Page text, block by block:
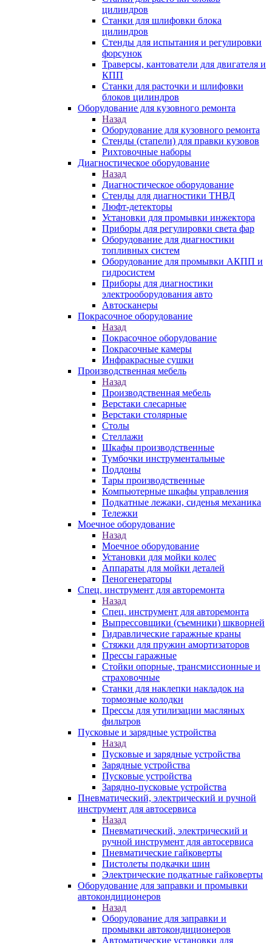
цилиндров
Станки для шлифовки блока
цилиндров
Стенды для испытания и регулировки
форсунок
Траверсы, кантователи для двигателя и
КПП
Станки для расточки и шлифовки
блоков цилиндров
Оборудование для кузовного ремонта
Назад
Оборудование для кузовного ремонта
Стенды (стапели) для правки кузовов
Рихтовочные наборы
Диагностическое оборудование
Назад
Диагностическое оборудование
Стенды для диагностики ТНВД
Люфт-детекторы
Установки для промывки инжектора
Приборы для регулировки света фар
Оборудование для диагностики
топливных систем
Оборудование для промывки АКПП и
гидросистем
Приборы для диагностики
электрооборудования авто
Автосканеры
Покрасочное оборудование
Назад
Покрасочное оборудование
Покрасочные камеры
Инфракрасные сушки
Производственная мебель
Назад
Производственная мебель
Верстаки слесарные
Верстаки столярные
Столы
Стеллажи
Шкафы производственные
Тумбочки инструментальные
Поддоны
Тары производственные
Компьютерные шкафы управления
Подкатные лежаки, сиденья механика
Тележки
Моечное оборудование
Назад
Моечное оборудование
Установки для мойки колес
Аппараты для мойки деталей
Пеногенераторы
Спец. инструмент для авторемонта
Назад
Спец. инструмент для авторемонта
Выпрессовщики (съемники) шкворней
Гидравлические гаражные краны
Стяжки для пружин амортизаторов
Прессы гаражные
Стойки опорные, трансмиссионные и
страховочные
Станки для наклепки накладок на
тормозные колодки
Прессы для утилизации масляных
фильтров
Пусковые и зарядные устройства
Назад
Пусковые и зарядные устройства
Зарядные устройства
Пусковые устройства
Зарядно-пусковые устройства
Пневматический, электрический и ручной
инструмент для автосервиса
Назад
Пневматический, электрический и
ручной инструмент для автосервиса
Пневматические гайковерты
Пистолеты подкачки шин
Электрические подкатные гайковерты
Оборудование для заправки и промывки
автокондиционеров
Назад
Оборудование для заправки и
промывки автокондиционеров
Автоматические установки для